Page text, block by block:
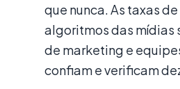
que nunca. As taxas
algoritmos das mídias
de marketing e
confiam e verificam